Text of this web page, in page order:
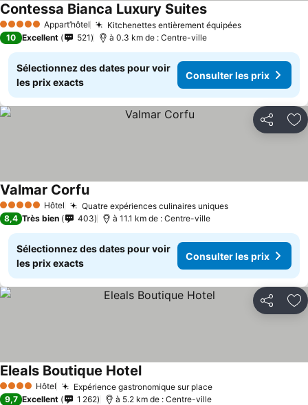
5 Étoiles Appart’hôtel Kitchenettes entièrement équipéesConsulter
Contessa Bianca Luxury SuitesConsulter les prix
10 Excellent 521 à 0.3 km de : Centre-ville
Sélectionnez des dates pour voir
les prix exacts
Consulter les prix
Partager
5 Étoiles Hôtel Quatre expériences culinaires uniquesConsulter les
Valmar CorfuConsulter les prix
8,4 Très bien 403 à 11.1 km de : Centre-ville
Sélectionnez des dates pour voir
les prix exacts
Consulter les prix
Partager
4 Étoiles Hôtel Expérience gastronomique sur placeConsulter les prix
Eleals Boutique HotelConsulter les prix
9,7 Excellent 1 262 à 5.2 km de : Centre-ville